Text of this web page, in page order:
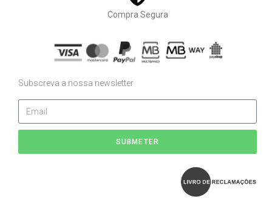
Compra Segura
Subscreva a nossa newsletter
SUBMETER